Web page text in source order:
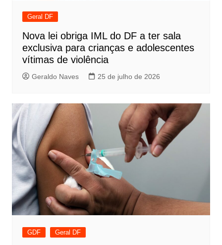
Geral DF
Nova lei obriga IML do DF a ter sala
exclusiva para crianças e adolescentes
vítimas de violência
Geraldo Naves 25 de julho de 2026
GDF Geral DF